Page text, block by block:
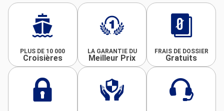
PLUS DE 10 000
Croisières
LA GARANTIE DU
Meilleur Prix
FRAIS DE DOSSIER
Gratuits